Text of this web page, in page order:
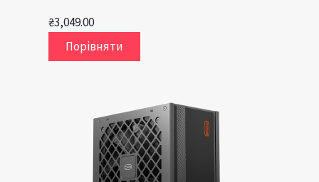
₴3,049.00
Порівняти